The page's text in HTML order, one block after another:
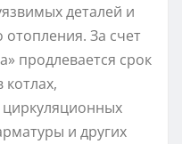
деталей и
отопления. За счет
продлевается срок
и других